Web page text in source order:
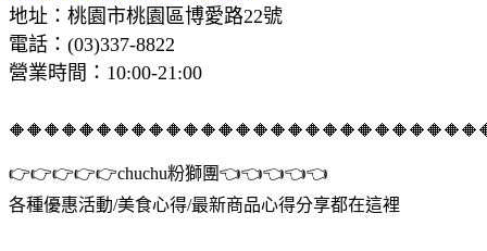
地址：桃園市桃園區博愛路22號
電話：(03)337-8822
營業時間：10:00-21:00
👉👉👉👉👉chuchu粉獅團👈👈👈👈👈
各種優惠活動/美食心得/最新商品心得分享都在這裡